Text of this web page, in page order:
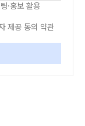
·홍보 활용
제공 동의 약관